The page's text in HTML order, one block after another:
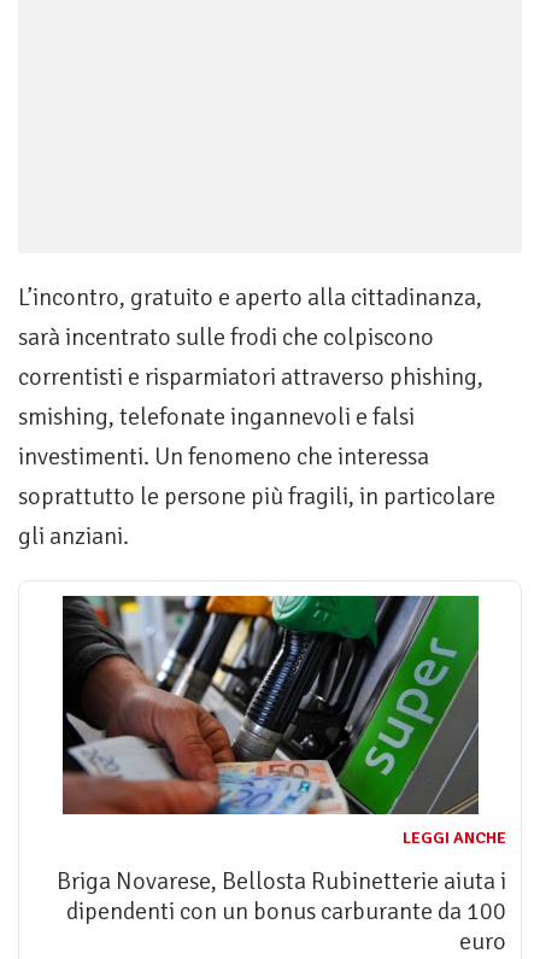
L’incontro, gratuito e aperto alla cittadinanza,
sarà incentrato sulle frodi che colpiscono
correntisti e risparmiatori attraverso phishing,
smishing, telefonate ingannevoli e falsi
investimenti. Un fenomeno che interessa
soprattutto le persone più fragili, in particolare
gli anziani.
LEGGI ANCHE
Briga Novarese, Bellosta Rubinetterie aiuta i
dipendenti con un bonus carburante da 100
euro